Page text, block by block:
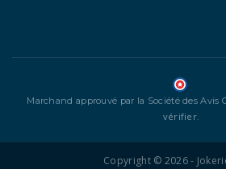
Marchand approuvé par la Société des Avis
vérifier
Copyright © 2026 -